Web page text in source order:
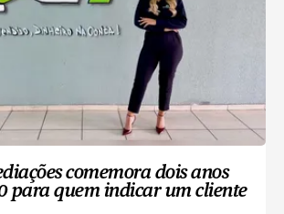
comemora dois anos
para quem indicar um cliente